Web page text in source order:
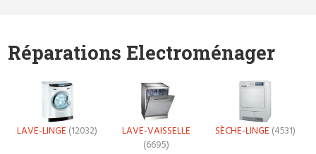
Réparations Electroménager
LAVE-LINGE (12032)
LAVE-VAISSELLE
(6695)
SÈCHE-LINGE (4531)